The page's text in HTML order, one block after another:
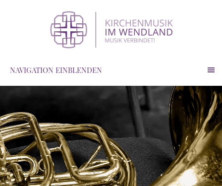
NAVIGATION EINBLENDEN